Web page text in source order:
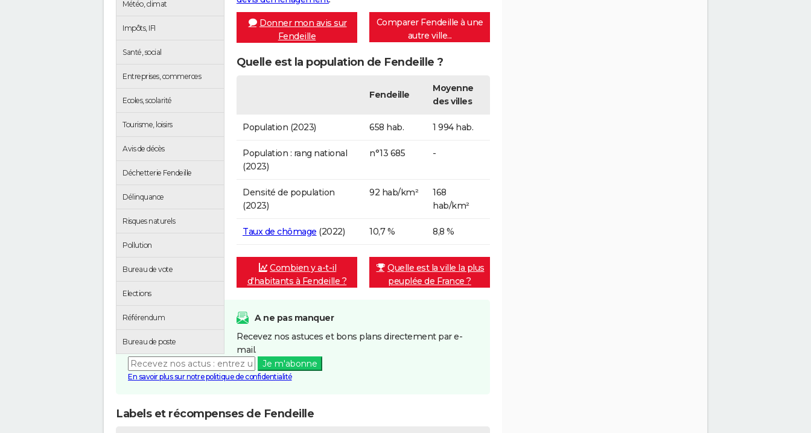
Météo, climat
Impôts, IFI
Santé, social
Entreprises, commerces
Ecoles, scolarité
Tourisme, loisirs
Avis de décès
Déchetterie Fendeille
Délinquance
Risques naturels
Pollution
Bureau de vote
Elections
Référendum
Bureau de poste
Donner mon avis sur
Fendeille
Comparer Fendeille à une
autre ville...
Quelle est la population de Fendeille ?
Fendeille
Moyenne
des villes
Population (2023) 658 hab. 1 994 hab.
Population : rang national
(2023)
n°13 685 -
Densité de population
(2023)
92 hab/km²
168
hab/km²
Taux de chômage (2022) 10,7 % 8,8 %
Combien y a-t-il
d'habitants à Fendeille ?
Quelle est la ville la plus
peuplée de France ?
A ne pas manquer
Recevez nos astuces et bons plans directement par e-
mail.
Je m'abonne
En savoir plus sur notre politique de confidentialité
Labels et récompenses de Fendeille